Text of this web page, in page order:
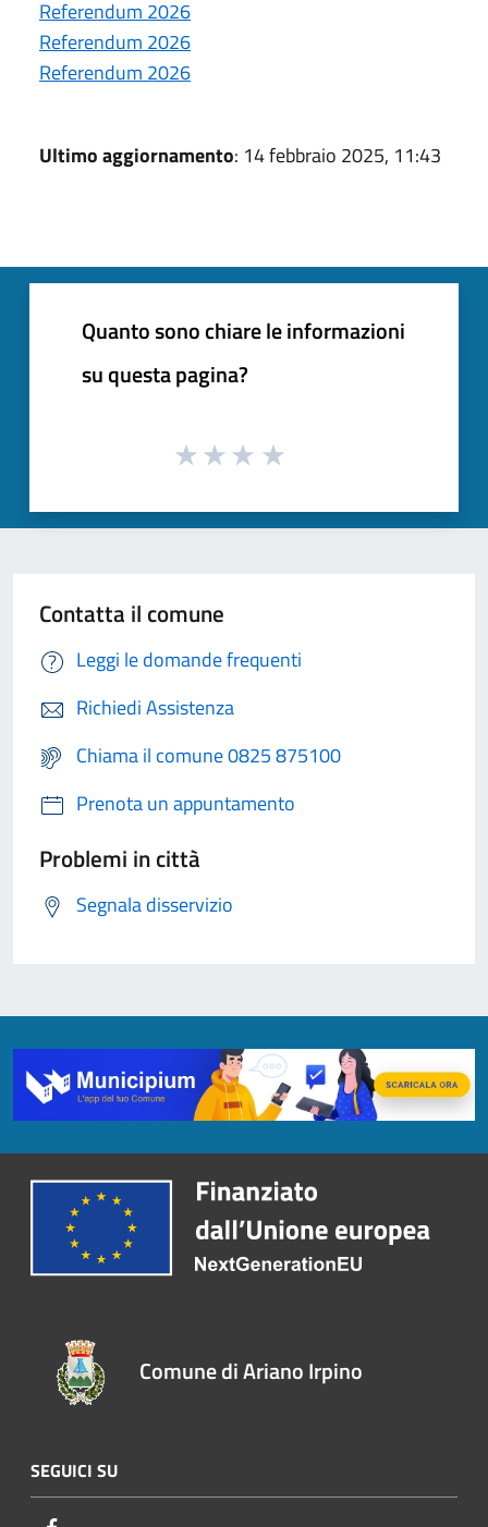
Referendum 2026
Referendum 2026
Referendum 2026
Ultimo aggiornamento: 14 febbraio 2025, 11:43
Quanto sono chiare le informazioni
su questa pagina?
Contatta il comune
Leggi le domande frequenti
Richiedi Assistenza
Chiama il comune 0825 875100
Prenota un appuntamento
Problemi in città
Segnala disservizio
Comune di Ariano Irpino
SEGUICI SU